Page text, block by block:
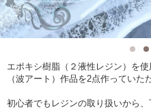
エポキシ樹脂（２液性レジン）を
（波アート）作品を2点作っていた
初心者でもレジンの取り扱いから